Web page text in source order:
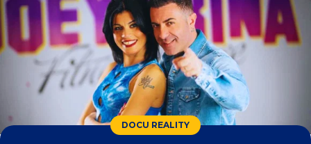
DOCU REALITY